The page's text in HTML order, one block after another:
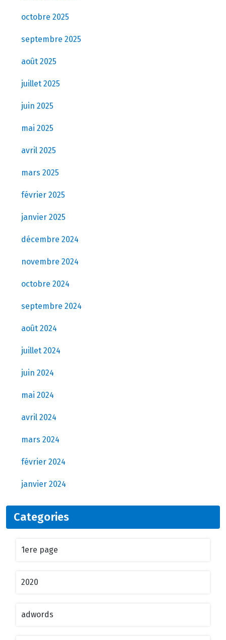
octobre 2025
septembre 2025
août 2025
juillet 2025
juin 2025
mai 2025
avril 2025
mars 2025
février 2025
janvier 2025
décembre 2024
novembre 2024
octobre 2024
septembre 2024
août 2024
juillet 2024
juin 2024
mai 2024
avril 2024
mars 2024
février 2024
janvier 2024
Categories
1ere page
2020
adwords